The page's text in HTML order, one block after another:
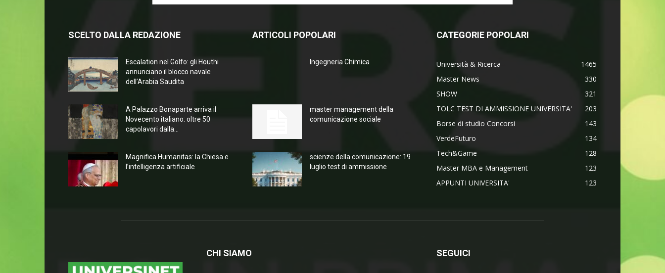
SCELTO DALLA REDAZIONE
Escalation nel Golfo: gli Houthi
annunciano il blocco navale
dell’Arabia Saudita
A Palazzo Bonaparte arriva il
Novecento italiano: oltre 50
capolavori dalla...
Magnifica Humanitas: la Chiesa e
l’intelligenza artificiale
ARTICOLI POPOLARI
Ingegneria Chimica
master management della
comunicazione sociale
scienze della comunicazione: 19
luglio test di ammissione
CATEGORIE POPOLARI
Università & Ricerca
1465
Master News
330
SHOW
321
TOLC TEST DI AMMISSIONE UNIVERSITA'
203
Borse di studio Concorsi
143
VerdeFuturo
134
Tech&Game
128
Master MBA e Management
123
APPUNTI UNIVERSITA'
123
CHI SIAMO SEGUICI